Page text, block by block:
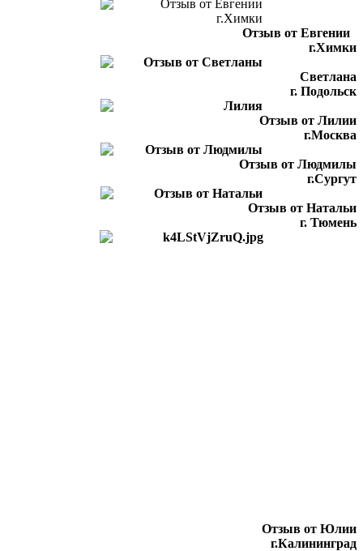
Отзыв от Евгении
г.Химки
Светлана
г. Подольск
Отзыв от Лилии
г.Москва
Отзыв от Людмилы
г.Сургут
Отзыв от Натальи
г. Тюмень
Отзыв от Юлии
г.Калининград